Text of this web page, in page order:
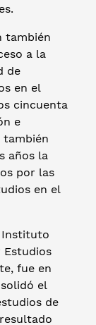
también
a la
de
en el
cincuenta
e
también
años la
por las
en el
Instituto
Estudios
fue en
el
de